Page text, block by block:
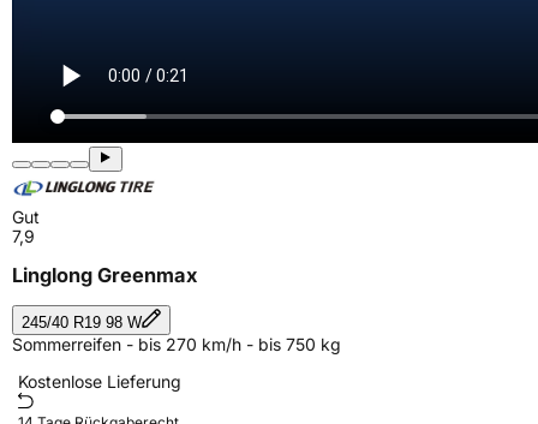
Gut
7,9
Linglong Greenmax
245/40 R19 98 W
Sommerreifen - bis 270 km/h - bis 750 kg
Kostenlose Lieferung